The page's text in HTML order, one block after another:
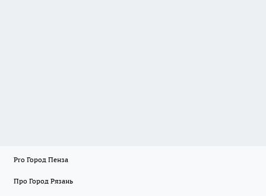
Pro Город Пенза
Про Город Рязань